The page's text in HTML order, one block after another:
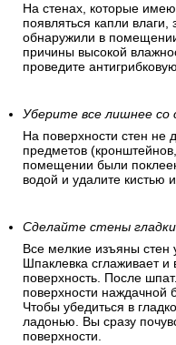
На стенах, которые
появляться капли
обнаружили в
причины высокой
проведите
Уберите все лишнее со
На поверхности стен не
предметов
помещении были
водой и удалите кистью
Сделайте стены
Все мелкие изъяны стен
Шпаклевка сглаживает
поверхность. После
поверхности наждачной
Чтобы убедиться в
ладонью. Вы сразу
поверхности.